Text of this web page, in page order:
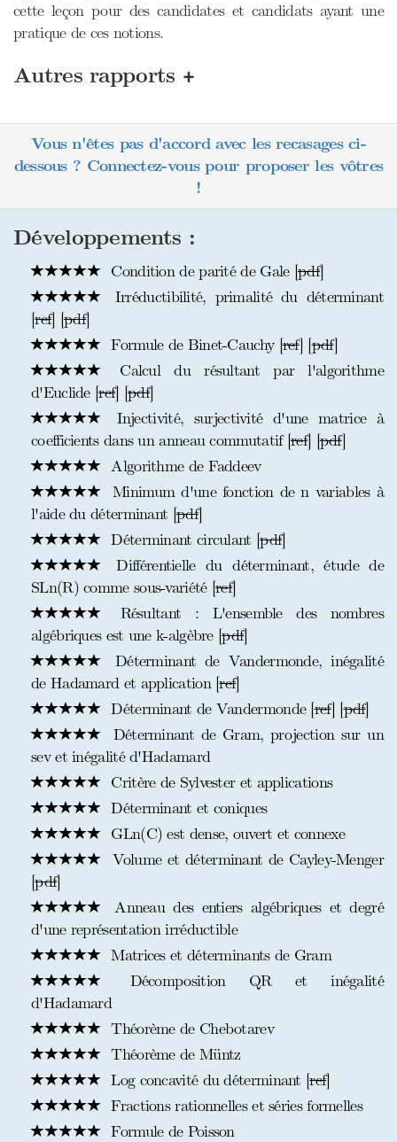
cette leçon pour des candidates et candidats ayant une
pratique de ces notions.
Autres rapports +
Vous n'êtes pas d'accord avec les recasages ci-
dessous ? Connectez-vous pour proposer les vôtres
!
Développements :
Condition de parité de Gale [pdf]
Irréductibilité, primalité du déterminant
[ref] [pdf]
Formule de Binet-Cauchy [ref] [pdf]
Calcul du résultant par l'algorithme
d'Euclide [ref] [pdf]
Injectivité, surjectivité d'une matrice à
coefficients dans un anneau commutatif [ref] [pdf]
Algorithme de Faddeev
Minimum d'une fonction de n variables à
l'aide du déterminant [pdf]
Déterminant circulant [pdf]
Différentielle du déterminant, étude de
SLn(R) comme sous-variété [ref]
Résultant : L'ensemble des nombres
algébriques est une k-algèbre [pdf]
Déterminant de Vandermonde, inégalité
de Hadamard et application [ref]
Déterminant de Vandermonde [ref] [pdf]
Déterminant de Gram, projection sur un
sev et inégalité d'Hadamard
Critère de Sylvester et applications
Déterminant et coniques
GLn(C) est dense, ouvert et connexe
Volume et déterminant de Cayley-Menger
[pdf]
Anneau des entiers algébriques et degré
d'une représentation irréductible
Matrices et déterminants de Gram
Décomposition QR et inégalité
d'Hadamard
Théorème de Chebotarev
Théorème de Müntz
Log concavité du déterminant [ref]
Fractions rationnelles et séries formelles
Formule de Poisson